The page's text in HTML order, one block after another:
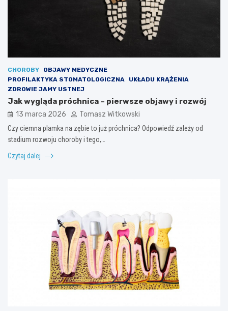
CHOROBY
OBJAWY MEDYCZNE
PROFILAKTYKA STOMATOLOGICZNA
UKŁADU KRĄŻENIA
ZDROWIE JAMY USTNEJ
Jak wygląda próchnica – pierwsze objawy i rozwój
13 marca 2026 Tomasz Witkowski
Czy ciemna plamka na zębie to już próchnica? Odpowiedź zależy od
stadium rozwoju choroby i tego,…
Czytaj dalej